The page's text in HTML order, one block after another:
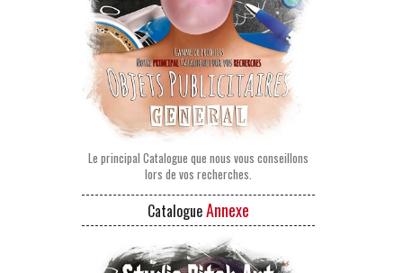
Le principal Catalogue que nous vous conseillons
lors de vos recherches.
CatalogueAnnexe